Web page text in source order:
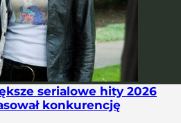
serialowe hity 2026
konkurencję